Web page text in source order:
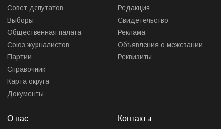
Совет депутатов
Выборы
Общественная палата
Союз журналистов
Партии
Справочник
Карта округа
Документы
Редакция
Свидетельство
Реклама
Объявления о межевании
Реквизиты
О нас Контакты